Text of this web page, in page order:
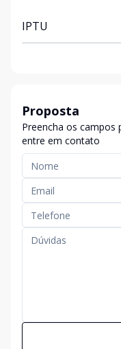
IPTU
Proposta
Preencha os campos
entre em contato